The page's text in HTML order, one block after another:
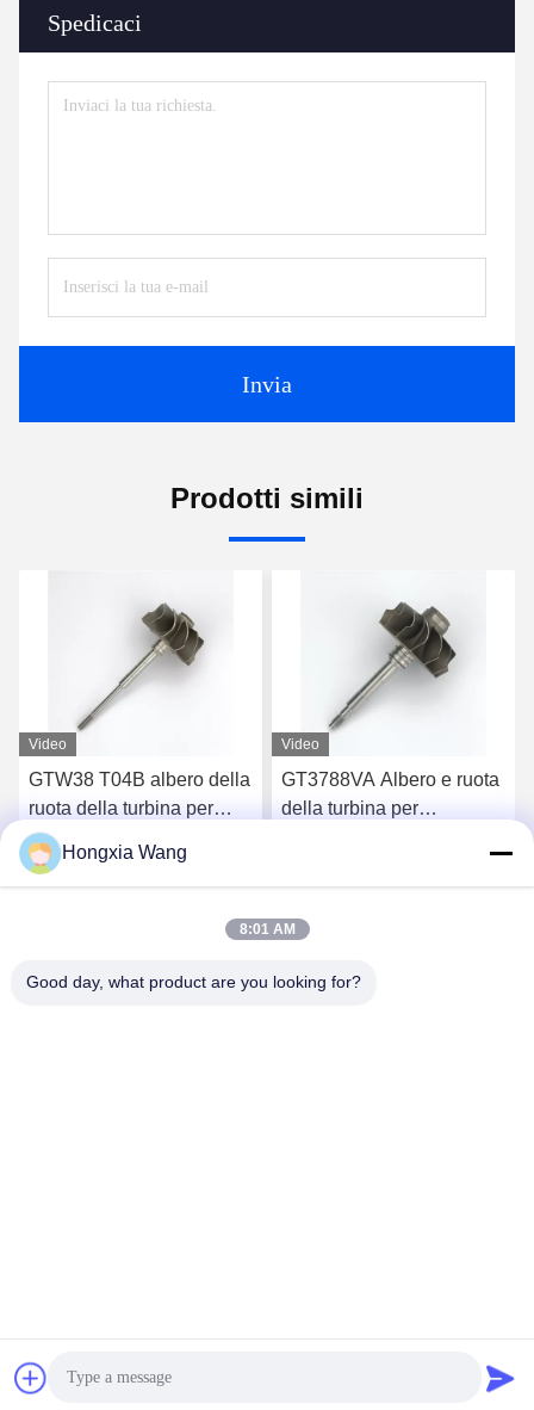
Spedicaci
Invia
Prodotti simili
Video
GTW38 T04B albero della
ruota della turbina per
turbocompressori 407276-
6 407276-19 446905-2
446905-5Chatta Adesso
Video
GT3788VA Albero e ruota
della turbina per
5002S
Chatta Adesso
Cina Buona qualità albero della ruota della turbina Fornitore.
2023-2026 turbo-spareparts.com Tutti i diritti riservati.
Hongxia Wang
8:01 AM
Good day, what product are you looking for?